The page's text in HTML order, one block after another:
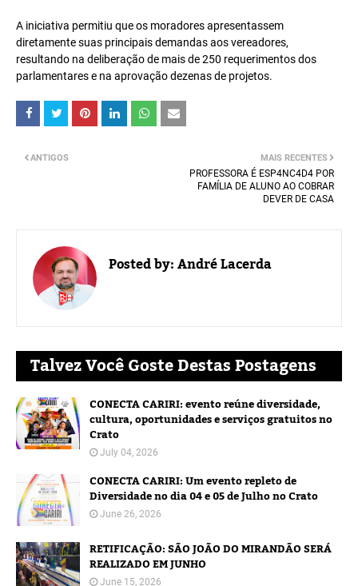
A iniciativa permitiu que os moradores apresentassem
diretamente suas principais demandas aos vereadores,
resultando na deliberação de mais de 250 requerimentos dos
parlamentares e na aprovação dezenas de projetos.
MAIS RECENTES
PROFESSORA É ESP4NC4D4 POR
FAMÍLIA DE ALUNO AO COBRAR
DEVER DE CASA
ANTIGOS
Posted by:André Lacerda
Talvez Você Goste Destas Postagens
CONECTA CARIRI: evento reúne diversidade,
cultura, oportunidades e serviços gratuitos no
Crato
July 04, 2026
CONECTA CARIRI: Um evento repleto de
Diversidade no dia 04 e 05 de Julho no Crato
June 26, 2026
RETIFICAÇÃO: SÃO JOÃO DO MIRANDÃO SERÁ
REALIZADO EM JUNHO
June 15, 2026